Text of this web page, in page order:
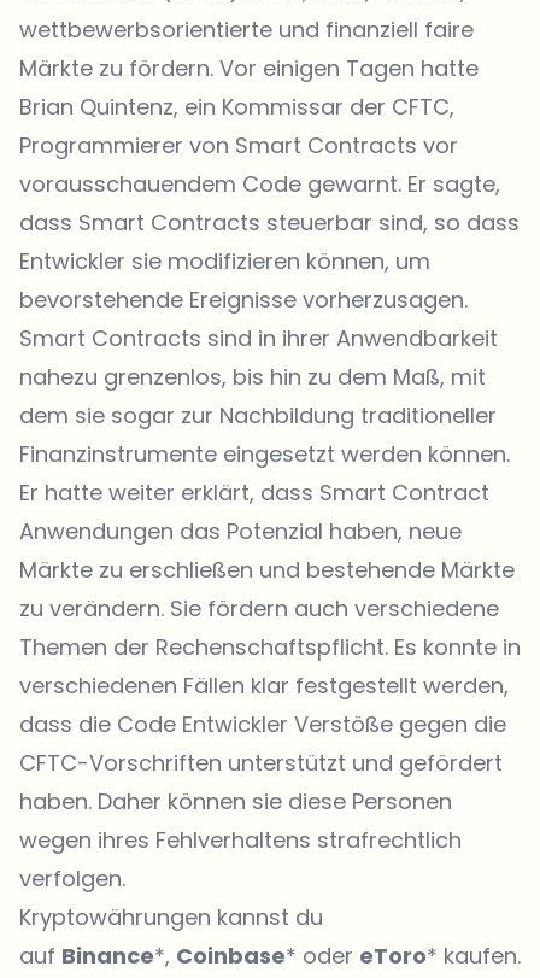
wettbewerbsorientierte und finanziell faire
Märkte zu fördern. Vor einigen Tagen hatte
Brian Quintenz, ein Kommissar der CFTC,
Programmierer von Smart Contracts vor
vorausschauendem Code gewarnt. Er sagte,
dass Smart Contracts steuerbar sind, so dass
Entwickler sie modifizieren können, um
bevorstehende Ereignisse vorherzusagen.
Smart Contracts sind in ihrer Anwendbarkeit
nahezu grenzenlos, bis hin zu dem Maß, mit
dem sie sogar zur Nachbildung traditioneller
Finanzinstrumente eingesetzt werden können.
Er hatte weiter erklärt, dass Smart Contract
Anwendungen das Potenzial haben, neue
Märkte zu erschließen und bestehende Märkte
zu verändern. Sie fördern auch verschiedene
Themen der Rechenschaftspflicht. Es konnte in
verschiedenen Fällen klar festgestellt werden,
dass die Code Entwickler Verstöße gegen die
CFTC-Vorschriften unterstützt und gefördert
haben. Daher können sie diese Personen
wegen ihres Fehlverhaltens strafrechtlich
verfolgen.
Kryptowährungen kannst du
auf Binance*, Coinbase* oder eToro* kaufen.